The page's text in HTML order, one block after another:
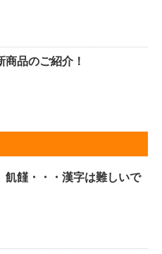
商品のご紹介！
飢饉・・・漢字は難しいで